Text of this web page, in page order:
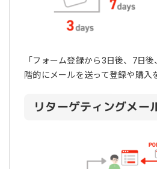
「フォーム登録から3日後、7日
階的にメールを送って登録や購入
リターゲティングメー